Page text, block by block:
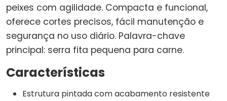
peixes com agilidade. Compacta e funcional,
oferece cortes precisos, fácil manutenção e
segurança no uso diário. Palavra-chave
principal: serra fita pequena para carne.
Características
Estrutura pintada com acabamento resistente